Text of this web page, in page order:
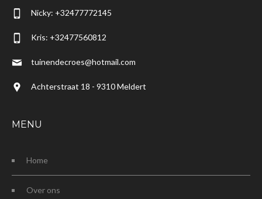
Nicky: +32477772145
Kris: +32477560812
tuinendecroes@hotmail.com
Achterstraat 18 - 9310 Meldert
MENU
Home
Over ons